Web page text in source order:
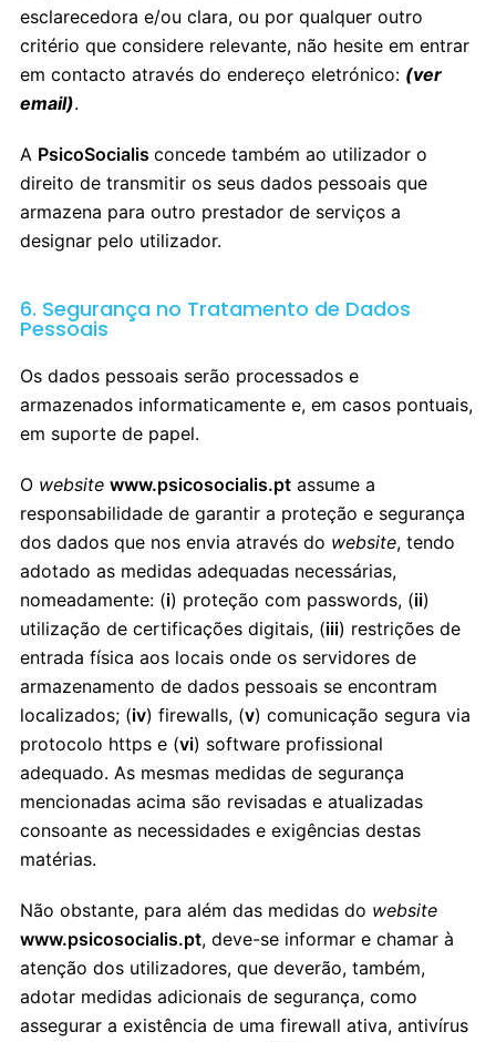
esclarecedora e/ou clara, ou por qualquer outro
critério que considere relevante, não hesite em entrar
em contacto através do endereço eletrónico: (ver
email).
A PsicoSocialis concede também ao utilizador o
direito de transmitir os seus dados pessoais que
armazena para outro prestador de serviços a
designar pelo utilizador.
6. Segurança no Tratamento de Dados
Pessoais
Os dados pessoais serão processados e
armazenados informaticamente e, em casos pontuais,
em suporte de papel.
O website www.psicosocialis.pt assume a
responsabilidade de garantir a proteção e segurança
dos dados que nos envia através do website, tendo
adotado as medidas adequadas necessárias,
nomeadamente: (i) proteção com passwords, (ii)
utilização de certificações digitais, (iii) restrições de
entrada física aos locais onde os servidores de
armazenamento de dados pessoais se encontram
localizados; (iv) firewalls, (v) comunicação segura via
protocolo https e (vi) software profissional
adequado. As mesmas medidas de segurança
mencionadas acima são revisadas e atualizadas
consoante as necessidades e exigências destas
matérias.
Não obstante, para além das medidas do website
www.psicosocialis.pt, deve-se informar e chamar à
atenção dos utilizadores, que deverão, também,
adotar medidas adicionais de segurança, como
assegurar a existência de uma firewall ativa, antivírus